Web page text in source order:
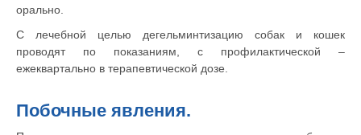
орально.
С лечебной целью дегельминтизацию собак и кошек
проводят по показаниям, с профилактической –
ежеквартально в терапевтической дозе.
Побочные явления.
Политика конфиденциальности
Согласие на обработку перс. данных
Правила оказания ветеринарной помощи